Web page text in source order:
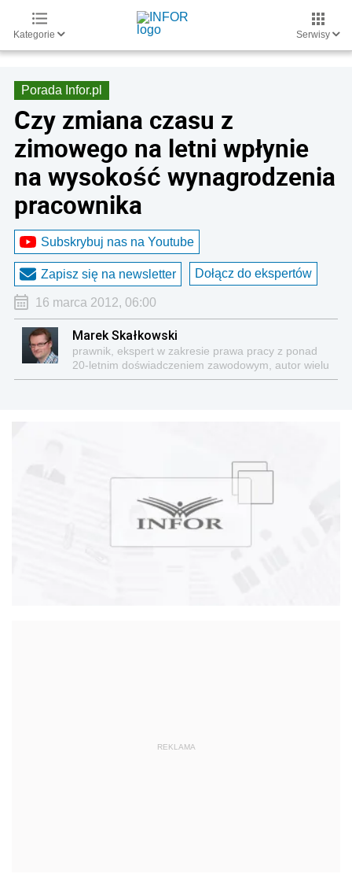
Kategorie Serwisy
Porada Infor.pl
Czy zmiana czasu z
zimowego na letni wpłynie
na wysokość wynagrodzenia
pracownika
Subskrybuj nas na Youtube
Zapisz się na newsletter Dołącz do ekspertów
16 marca 2012, 06:00
Marek Skałkowski
prawnik, ekspert w zakresie prawa pracy z ponad
20-letnim doświadczeniem zawodowym, autor wielu
publikacji z tej tematyki